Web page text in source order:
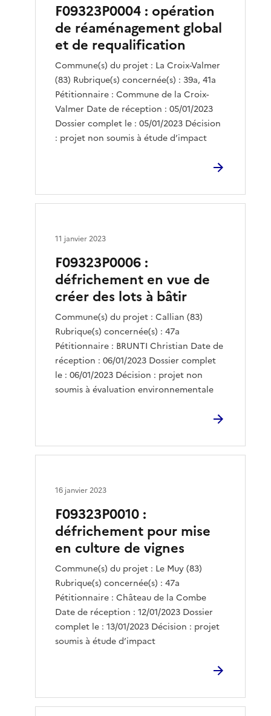
F09323P0004 : opération
de réaménagement global
et de requalification
Commune(s) du projet : La Croix-Valmer
(83) Rubrique(s) concernée(s) : 39a, 41a
Pétitionnaire : Commune de la Croix-
Valmer Date de réception : 05/01/2023
Dossier complet le : 05/01/2023 Décision
: projet non soumis à étude d’impact
F09323P0006 :
défrichement en vue de
créer des lots à bâtir
Commune(s) du projet : Callian (83)
Rubrique(s) concernée(s) : 47a
Pétitionnaire : BRUNTI Christian Date de
réception : 06/01/2023 Dossier complet
le : 06/01/2023 Décision : projet non
soumis à évaluation environnementale
11 janvier 2023
F09323P0010 :
défrichement pour mise
en culture de vignes
Commune(s) du projet : Le Muy (83)
Rubrique(s) concernée(s) : 47a
Pétitionnaire : Château de la Combe
Date de réception : 12/01/2023 Dossier
complet le : 13/01/2023 Décision : projet
soumis à étude d’impact
16 janvier 2023